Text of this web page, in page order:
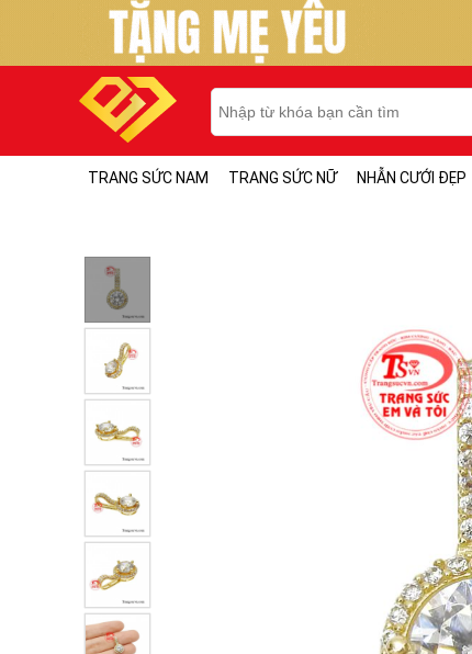
TRANG SỨC NAM TRANG SỨC NỮ NHẪN CƯỚI ĐẸP